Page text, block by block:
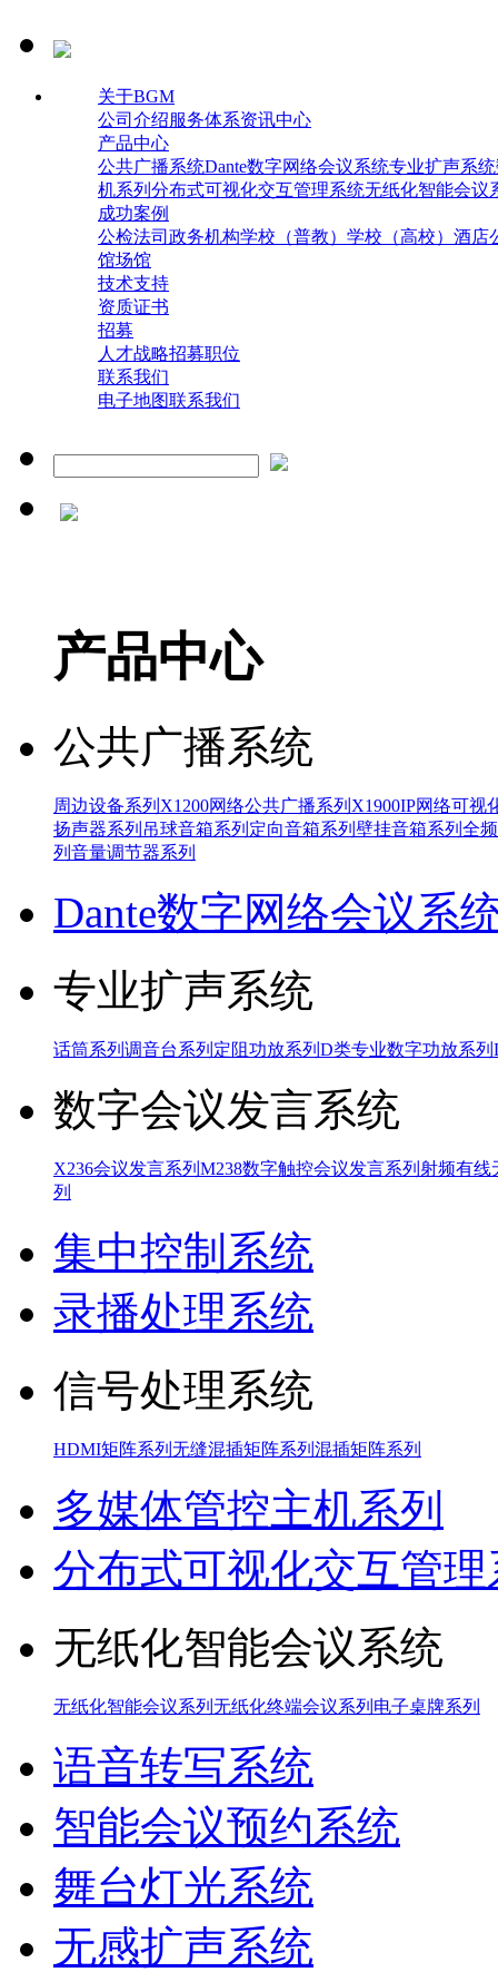
关于BGM
公司介绍服务体系资讯中心
产品中心
公共广播系统Dante数字网络会议系统专业扩声系统
机系列 分布式可视化交互管理系统无纸化智能会议
成功案例
公检法司 政务机构学校（普教） 学校（高校） 酒店
馆场馆
技术支持
资质证书
招募
人才战略招募职位
联系我们
电子地图联系我们
产品中心
公共广播系统
周边设备系列 X1200网络公共广播系列 X1900IP网络可视
扬声器系列 吊球音箱系列 定向音箱系列 壁挂音箱系列 全
列 音量调节器系列
Dante数字网络会议系
专业扩声系统
话筒系列 调音台系列 定阻功放系列 D类专业数字功放系列
数字会议发言系统
X236会议发言系列 M238数字触控会议发言系列 射频有线
列
集中控制系统
录播处理系统
信号处理系统
HDMI矩阵系列 无缝混插矩阵系列 混插矩阵系列
多媒体管控主机系列
分布式可视化交互管理
无纸化智能会议系统
无纸化智能会议系列 无纸化终端会议系列 电子桌牌系列
语音转写系统
智能会议预约系统
舞台灯光系统
无感扩声系统